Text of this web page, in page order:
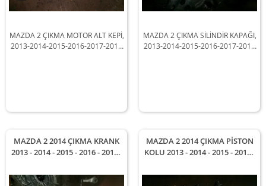
MAZDA 2 ÇIKMA MOTOR ALT KEPİ,
2013-2014-2015-2016-2017-2018
MAZDA 2 ÇIKMA SİLİNDİR KAPAĞI,
2013-2014-2015-2016-2017-2018
MAZDA 2 2014 ÇIKMA KRANK
2013 - 2014 - 2015 - 2016 - 2017 -
Uyumludur
MAZDA 2 2014 ÇIKMA PİSTON
KOLU 2013 - 2014 - 2015 - 2016 -
Uyumludur